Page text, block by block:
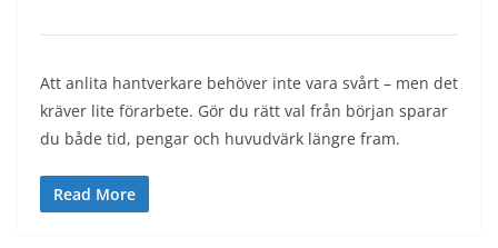
Att anlita hantverkare behöver inte vara svårt – men det
kräver lite förarbete. Gör du rätt val från början sparar
du både tid, pengar och huvudvärk längre fram.
Read More